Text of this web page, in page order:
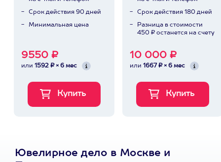
Срок действия 90 дней
Минимальная цена
9550 ₽
или 1592 ₽ × 6 мес
Срок действия 180 дней
Разница в стоимости
450 ₽ останется на счету
10 000 ₽
или 1667 ₽ × 6 мес
Ювелирное дело в Москве и